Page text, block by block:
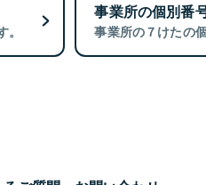
事業所の個別番
事業所の７けたの